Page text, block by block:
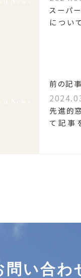
前の記事
先進的
て記事
スーパ
につい
問い合わ